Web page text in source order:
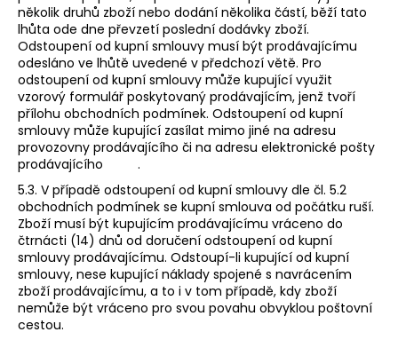
několik druhů zboží nebo dodání několika částí, běží tato
lhůta ode dne převzetí poslední dodávky zboží.
Odstoupení od kupní smlouvy musí být prodávajícímu
odesláno ve lhůtě uvedené v předchozí větě. Pro
odstoupení od kupní smlouvy může kupující využit
vzorový formulář poskytovaný prodávajícím, jenž tvoří
přílohu obchodních podmínek. Odstoupení od kupní
smlouvy může kupující zasílat mimo jiné na adresu
provozovny prodávajícího či na adresu elektronické pošty
prodávajícího .
5.3. V případě odstoupení od kupní smlouvy dle čl. 5.2
obchodních podmínek se kupní smlouva od počátku ruší.
Zboží musí být kupujícím prodávajícímu vráceno do
čtrnácti (14) dnů od doručení odstoupení od kupní
smlouvy prodávajícímu. Odstoupí-li kupující od kupní
smlouvy, nese kupující náklady spojené s navrácením
zboží prodávajícímu, a to i v tom případě, kdy zboží
nemůže být vráceno pro svou povahu obvyklou poštovní
cestou.